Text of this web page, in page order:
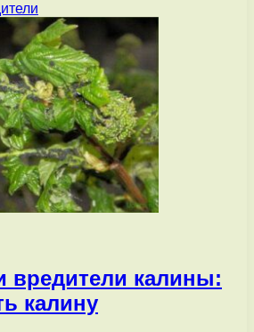
вредители калины:
калину